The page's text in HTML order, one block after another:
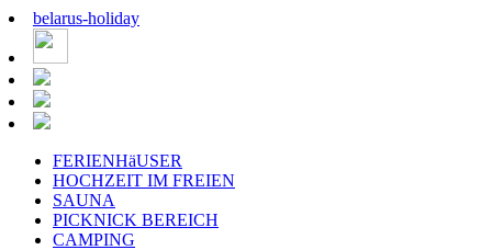
belarus-holiday
FERIENHäUSER
HOCHZEIT IM FREIEN
SAUNA
PICKNICK BEREICH
CAMPING